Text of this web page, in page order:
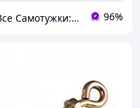
Все Самотужки: магазин елементів кріплення, товарів для саду та дому 96%